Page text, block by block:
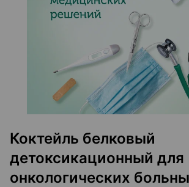
Коктейль белковый
детоксикационный для
онкологических